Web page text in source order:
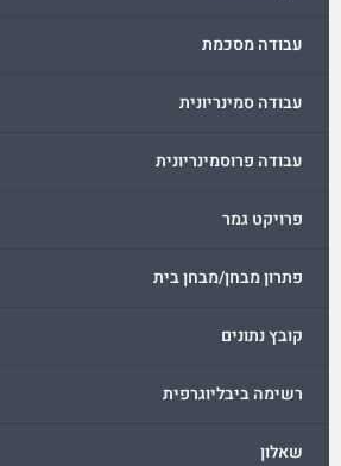
עבודה מסכמת
עבודה סמינריונית
עבודה פרוסמינריונית
פרויקט גמר
פתרון מבחן/מבחן בית
קובץ נתונים
רשימה ביבליוגרפית
שאלון